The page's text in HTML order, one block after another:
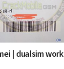
| dualsim work